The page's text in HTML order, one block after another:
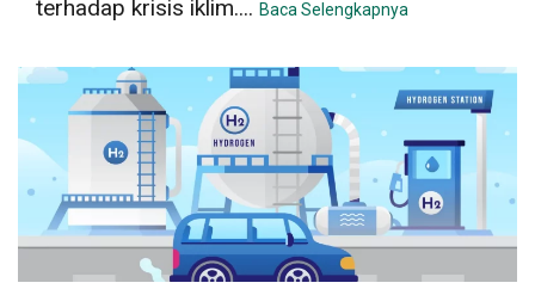
terhadap krisis iklim.... Baca Selengkapnya